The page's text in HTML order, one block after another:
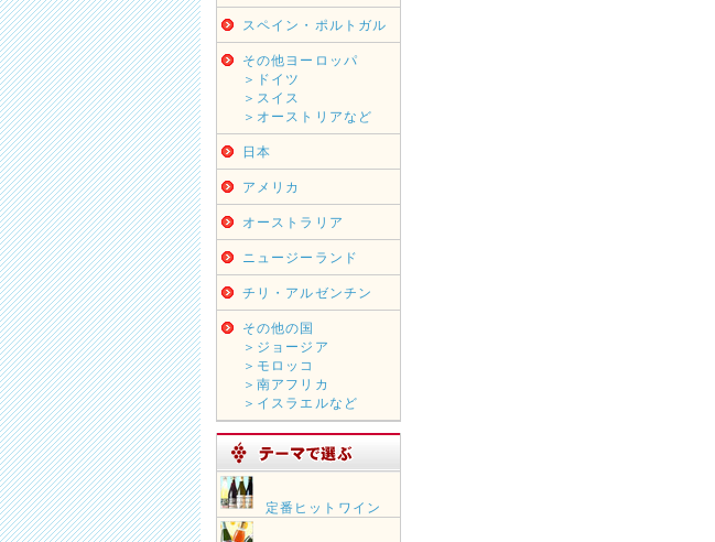
スペイン・ポルトガル
その他ヨーロッパ
＞ドイツ
＞スイス
＞オーストリアなど
日本
アメリカ
オーストラリア
ニュージーランド
チリ・アルゼンチン
その他の国
＞ジョージア
＞モロッコ
＞南アフリカ
＞イスラエルなど
定番ヒットワイン